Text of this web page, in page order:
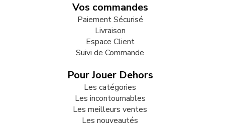
Vos commandes
Paiement Sécurisé
Livraison
Espace Client
Suivi de Commande
Pour Jouer Dehors
Les catégories
Les incontournables
Les meilleurs ventes
Les nouveautés